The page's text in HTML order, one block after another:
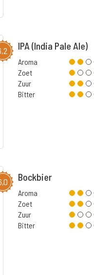
IPA (India Pale Ale)
Aroma
Zoet
Zuur
Bitter
Bockbier
Aroma
Zoet
Zuur
Bitter